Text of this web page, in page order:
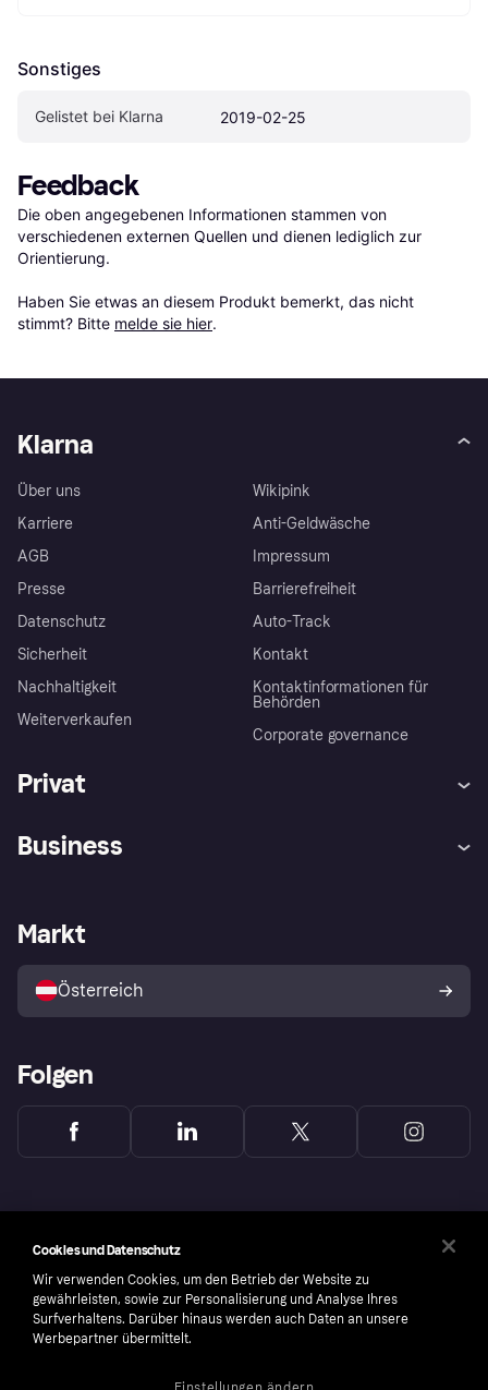
Sonstiges
Gelistet bei Klarna 2019-02-25
Feedback
Die oben angegebenen Informationen stammen von
verschiedenen externen Quellen und dienen lediglich zur
Orientierung.
Haben Sie etwas an diesem Produkt bemerkt, das nicht
stimmt? Bitte melde sie hier.
Klarna
Über uns
Karriere
AGB
Presse
Datenschutz
Sicherheit
Nachhaltigkeit
Weiterverkaufen
Wikipink
Anti-Geldwäsche
Impressum
Barrierefreiheit
Auto-Track
Kontakt
Kontaktinformationen für
Behörden
Corporate governance
Privat
Shops entdecken
Business
Händlerportal
Markt
Österreich
Folgen
Cookies und Datenschutz
Wir verwenden Cookies, um den Betrieb der Website zu
gewährleisten, sowie zur Personalisierung und Analyse Ihres
Surfverhaltens. Darüber hinaus werden auch Daten an unsere
Werbepartner übermittelt.